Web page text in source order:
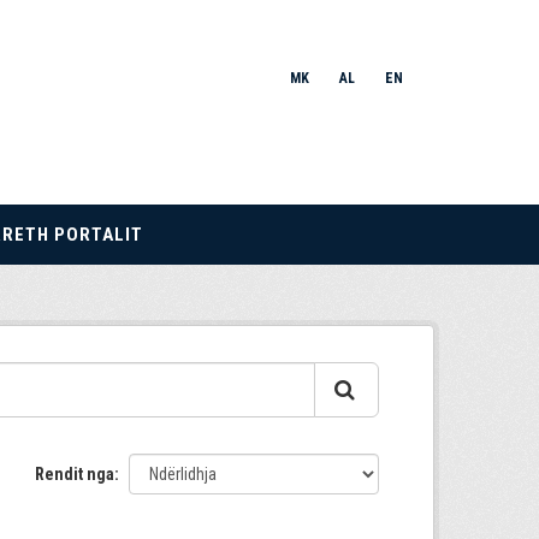
MK AL EN
PORTALIT
Rendit nga